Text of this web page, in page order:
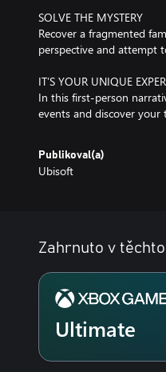
SOLVE THE MYSTERY
Recover a fragmented
perspective and attempt
IT’S YOUR UNIQUE
In this first-person
events and discover your
Publikoval(a)
Ubisoft
Zahrnuto v
Ultimate